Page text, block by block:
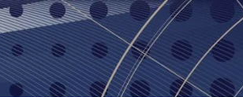
Pular para o conteúdo principal